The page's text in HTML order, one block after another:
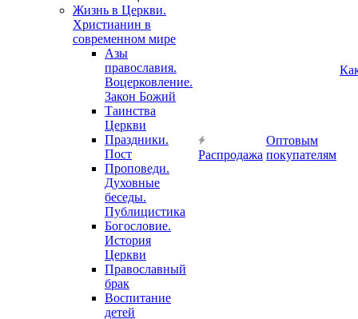
Жизнь в Церкви.
Христианин в
современном мире
Азы
православия.
Воцерковление.
Закон Божий
Таинства
Церкви
Праздники.
Пост
Проповеди.
Духовные
беседы.
Публицистика
Богословие.
История
Церкви
Православный
брак
Воспитание
детей
Распродажа
Оптовым
покупателям